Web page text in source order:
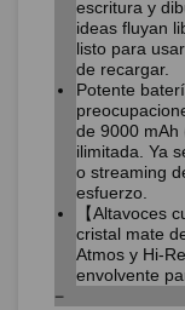
escritura y
ideas fluyan
listo para
de recargar.
Potente
de 9000 mAh
ilimitada. Ya
o streaming
esfuerzo.
【Altavoces
cristal mate
Atmos y Hi-
envolvente